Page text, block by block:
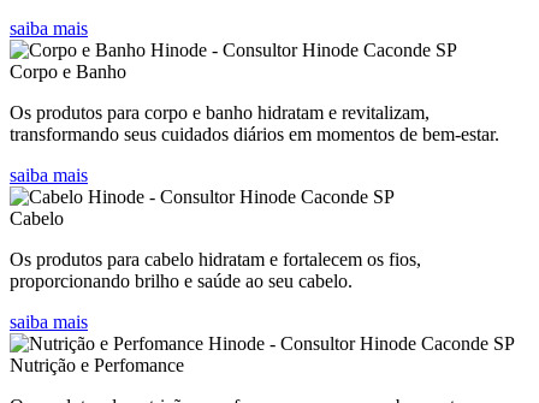
saiba mais
Corpo e Banho
Os produtos para corpo e banho hidratam e revitalizam,
transformando seus cuidados diários em momentos de bem-estar.
saiba mais
Cabelo
Os produtos para cabelo hidratam e fortalecem os fios,
proporcionando brilho e saúde ao seu cabelo.
saiba mais
Nutrição e Perfomance